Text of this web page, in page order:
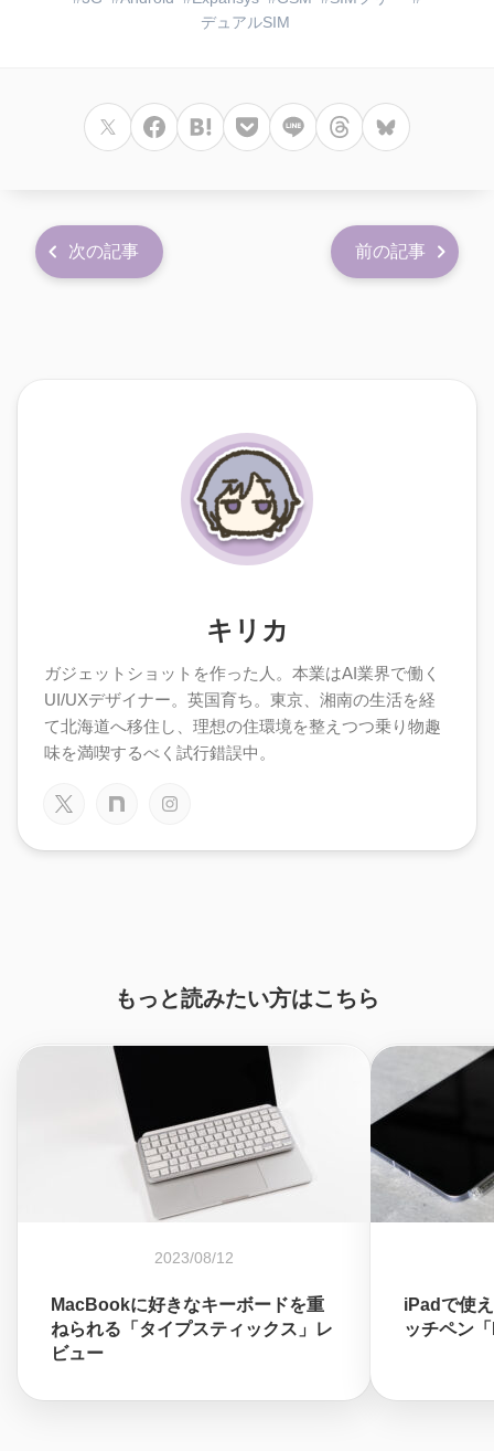
デュアルSIM
次の記事 前の記事
キリカ
ガジェットショットを作った人。本業はAI業界で働く
UI/UXデザイナー。英国育ち。東京、湘南の生活を経
て北海道へ移住し、理想の住環境を整えつつ乗り物趣
味を満喫するべく試行錯誤中。
もっと読みたい方はこちら
2023/08/12
MacBookに好きなキーボードを重
ねられる「タイプスティックス」レ
ビュー
iPadで使
ッチペン